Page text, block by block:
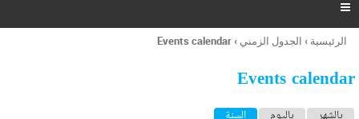
ر
ل
ح

أنت
هنا
الرئيسية › الجدول الزمني ›
Events calendar
Events calendar